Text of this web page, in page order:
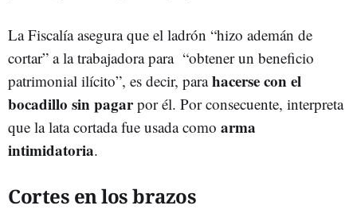
La Fiscalía asegura que el ladrón “hizo ademán de
cortar” a la trabajadora para “obtener un beneficio
patrimonial ilícito”, es decir, parahacerse con el
bocadillo sin pagarpor él. Por consecuente, interpreta
que la lata cortada fue usada como arma
intimidatoria.
Cortes en los brazos